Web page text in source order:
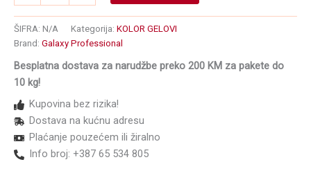
nokte
UV/LED
ŠIFRA: N/A Kategorija: KOLOR GELOVI
Brand: Galaxy Professional
Besplatna dostava za narudžbe preko 200 KM za pakete do
10 kg!
Kupovina bez rizika!
Dostava na kućnu adresu
Plaćanje pouzećem ili žiralno
Info broj: +387 65 534 805